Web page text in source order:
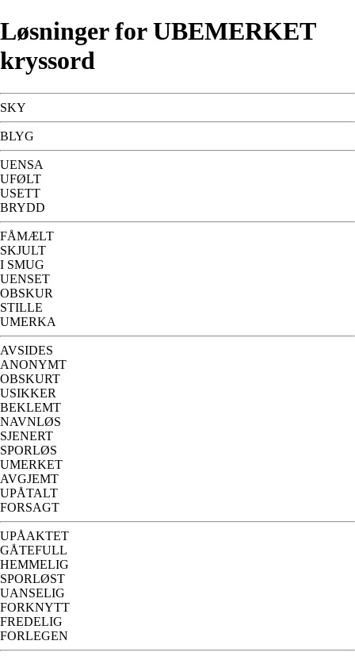
Løsninger for UBEMERKET
kryssord
SKY
BLYG
UENSA
UFØLT
USETT
BRYDD
FÅMÆLT
SKJULT
I SMUG
UENSET
OBSKUR
STILLE
UMERKA
AVSIDES
ANONYMT
OBSKURT
USIKKER
BEKLEMT
NAVNLØS
SJENERT
SPORLØS
UMERKET
AVGJEMT
UPÅTALT
FORSAGT
UPÅAKTET
GÅTEFULL
HEMMELIG
SPORLØST
UANSELIG
FORKNYTT
FREDELIG
FORLEGEN